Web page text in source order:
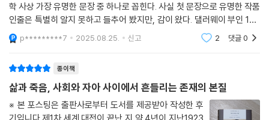
작품의 주인공인 클라리사는 결혼을 통해 자신의 이름을 잃고 단순히 댈러
웨이 부인으로 살아가는 것에 소외감과 박탈감을 느낀다. 또 다른 주인공
인 셉티머스는 남성다움을 강요하는 사회 분위기 속에서 전쟁에 참전하고
압적 사회 시스템의 대표적 화신이다. 그들은 정상과 비정상의 경계를 규
정하고 신체를 통제하며, 사회 부적응자들로 분류된 이들을 격리하거나 처
벌함으로써 치료와 국가 질서의 명목으로 자신의 권위를 공고히 한다.
학 사상 가장 유명한 문장 중 하나로 꼽힌다. 사실 첫 문장으로 유명한 작품
인줄은 특별히 알지 못하고 들추어 봤지만, 감이 왔다. 댈러웨이 부인 100
주년을 기념해 각종 출판사에서 번역본을 쏟아내고 있는 지금, 첫 문장 번
역을 가장
p*********7 2025.08.25. 신고 2 댓글0
종이책
삶과 죽음, 사회와 자아 사이에서 흔들리는 존재의 본질
※ 본 포스팅은 출판사로부터 도서를 제공받아 작성한 후